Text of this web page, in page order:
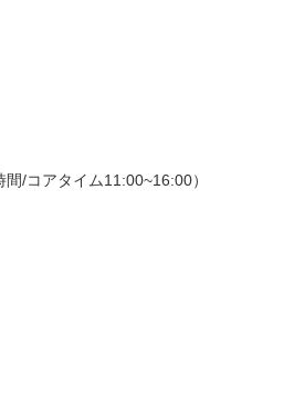
/コアタイム11:00~16:00）